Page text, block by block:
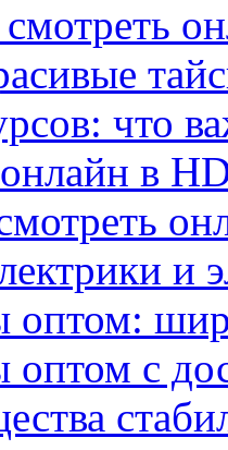
что
в
и
оптом:
оптом с